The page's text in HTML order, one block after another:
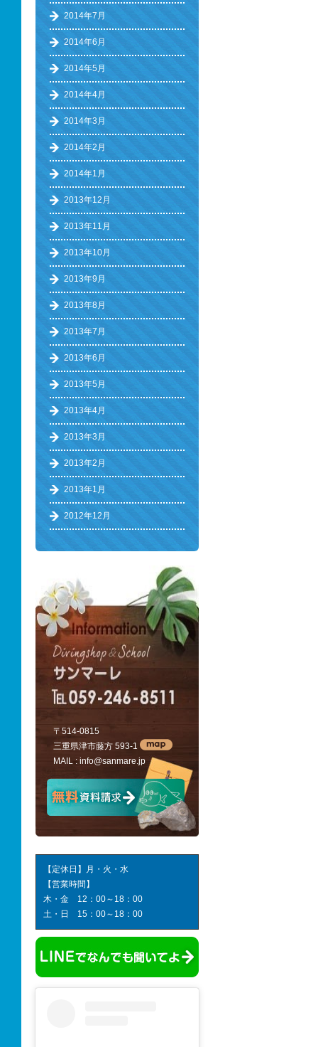
2014年7月
2014年6月
2014年5月
2014年4月
2014年3月
2014年2月
2014年1月
2013年12月
2013年11月
2013年10月
2013年9月
2013年8月
2013年7月
2013年6月
2013年5月
2013年4月
2013年3月
2013年2月
2013年1月
2012年12月
〒514-0815
三重県津市藤方 593-1
MAIL : info@sanmare.jp
【定休日】月・火・水
【営業時間】
木・金 12：00～18：00
土・日 15：00～18：00